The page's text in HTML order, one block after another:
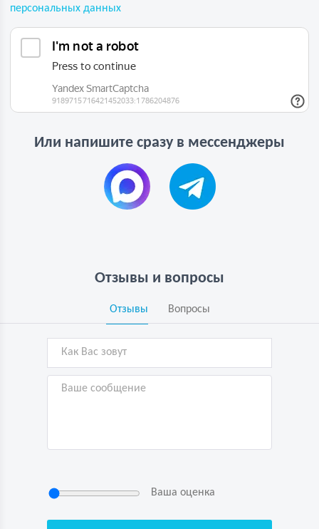
персональных данных
Или напишите сразу в мессенджеры
Отзывы и вопросы
Отзывы Вопросы
Ваша оценка